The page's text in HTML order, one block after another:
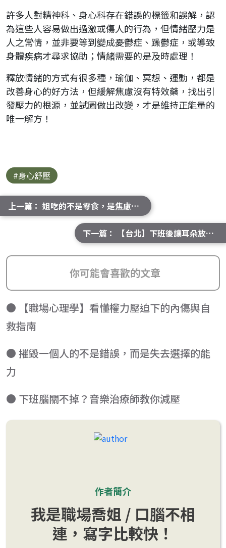
許多人對精神科、身心科存在錯誤的標籤和誤解，認
為這些人容易做出過激或傷人的行為，但情緒壓力是
人之常情，並非要等到變成憂鬱症、躁鬱症，或導致
身體疾病才尋求協助；情緒需要的是及時處理！
釋放情緒的方式有很多種，瑜伽、冥想、運動，都是
改善身心的好方法，但緩解焦慮沒有特效藥，找出引
發壓力的根源，並試圖做出改變，才是維持正能量的
唯一解方！
#身心舒壓
上一篇： 姐吃的不是零食，是焦慮！1分鐘「職場適應障礙」自我檢測！
下一篇： 【台北】下班後讓耳朵放鬆，6間「爵士藍調酒吧」推薦！
你可能會喜歡的文章
● 【職場心理學】看懂權力壓迫下的內傷與自
救指南
● 摧毀一個人的不是錯誤，而是失去選擇的能
力
● 下班腦關不掉？音樂治療師教你減壓
作者簡介
我是職場喬姐 / 口腦不相
連，寫字比較快！